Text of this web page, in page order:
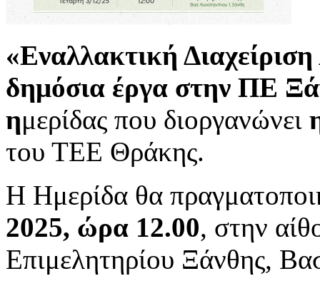
«Εναλλακτική
δημόσια έργα στην ΠΕ
ημερίδας που διοργανώνει
του ΤΕΕ Θράκης.
Η Ημερίδα θα
2025, ώρα 12.00, στην
Επιμελητηρίου Ξάνθης,